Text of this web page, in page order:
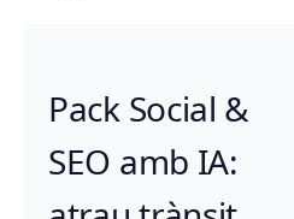
Pack Social &
SEO amb IA: